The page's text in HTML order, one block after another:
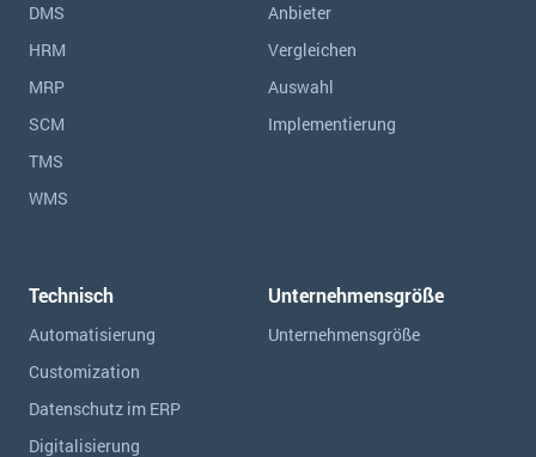
DMS
HRM
MRP
SCM
TMS
WMS
Anbieter
Vergleichen
Auswahl
Implementierung
Technisch
Automatisierung
Customization
Datenschutz im ERP
Digitalisierung
Unternehmensgröße
Unternehmensgröße